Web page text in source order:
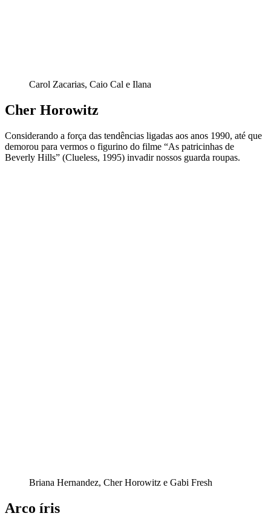
Carol Zacarias, Caio Cal e Ilana
Cher Horowitz
Considerando a força das tendências ligadas aos anos 1990, até que
demorou para vermos o figurino do filme “As patricinhas de
Beverly Hills” (Clueless, 1995) invadir nossos guarda roupas.
Briana Hernandez, Cher Horowitz e Gabi Fresh
Arco íris